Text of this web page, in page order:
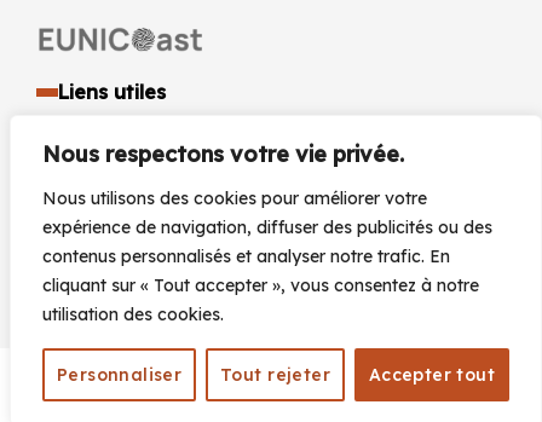
Nous respectons votre vie privée.
Nous utilisons des cookies pour améliorer votre
expérience de navigation, diffuser des publicités ou des
contenus personnalisés et analyser notre trafic. En
cliquant sur « Tout accepter », vous consentez à notre
utilisation des cookies.
Personnaliser Tout rejeter Accepter tout
Liens utiles
Espace presse et médias
Documents réglementaires
Marchés Publics
Actualités
Agenda
© 2026 |Plan du site |Mentions légales|Accessibilité